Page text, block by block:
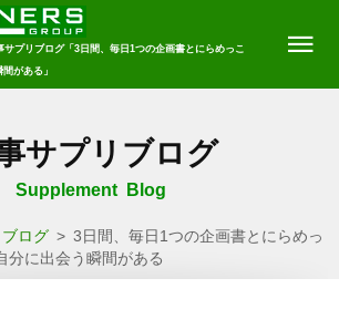
プリブログ「3日間、毎日1つの企画書とにらめっこ
がある」
サプリブログ
Supplement Blog
ログ > 3日間、毎日1つの企画書とにらめっ
分に出会う瞬間がある